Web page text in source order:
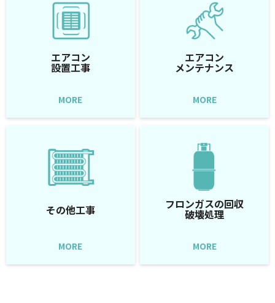
エアコン
設置工事
MORE
エアコン
メンテナンス
MORE
その他工事
MORE
フロンガスの回収
破壊処理
MORE